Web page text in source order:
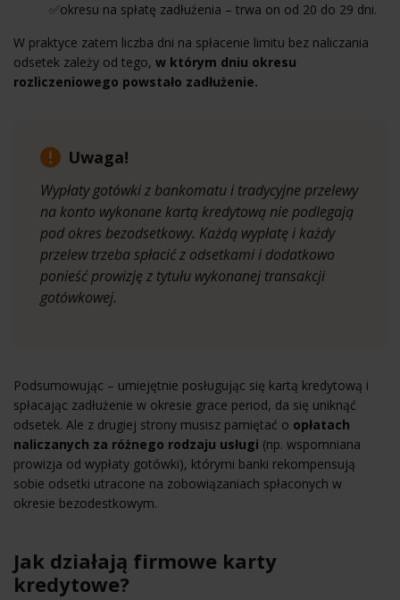
✅okresu na spłatę zadłużenia – trwa on od 20 do 29 dni.
W praktyce zatem liczba dni na spłacenie limitu bez naliczania
odsetek zależy od tego, w którym dniu okresu
rozliczeniowego powstało zadłużenie.
Uwaga!
Wypłaty gotówki z bankomatu i tradycyjne przelewy
na konto wykonane kartą kredytową nie podlegają
pod okres bezodsetkowy. Każdą wypłatę i każdy
przelew trzeba spłacić z odsetkami i dodatkowo
ponieść prowizję z tytułu wykonanej transakcji
gotówkowej.
Podsumowując – umiejętnie posługując się kartą kredytową i
spłacając zadłużenie w okresie grace period, da się uniknąć
odsetek. Ale z drugiej strony musisz pamiętać o opłatach
naliczanych za różnego rodzaju usługi (np. wspomniana
prowizja od wypłaty gotówki), którymi banki rekompensują
sobie odsetki utracone na zobowiązaniach spłaconych w
okresie bezodestkowym.
Jak działają firmowe karty
kredytowe?